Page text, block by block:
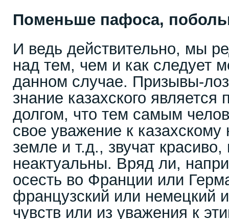
Поменьше пафоса,
И ведь действительно, мы
над тем, чем и как следует
данном случае. Призывы-
знание казахского является
долгом, что тем самым
свое уважение к казахскому
земле и т.д., звучат
неактуальны. Вряд ли,
осесть во Франции или
французский или немецкий
чувств или из уважения к